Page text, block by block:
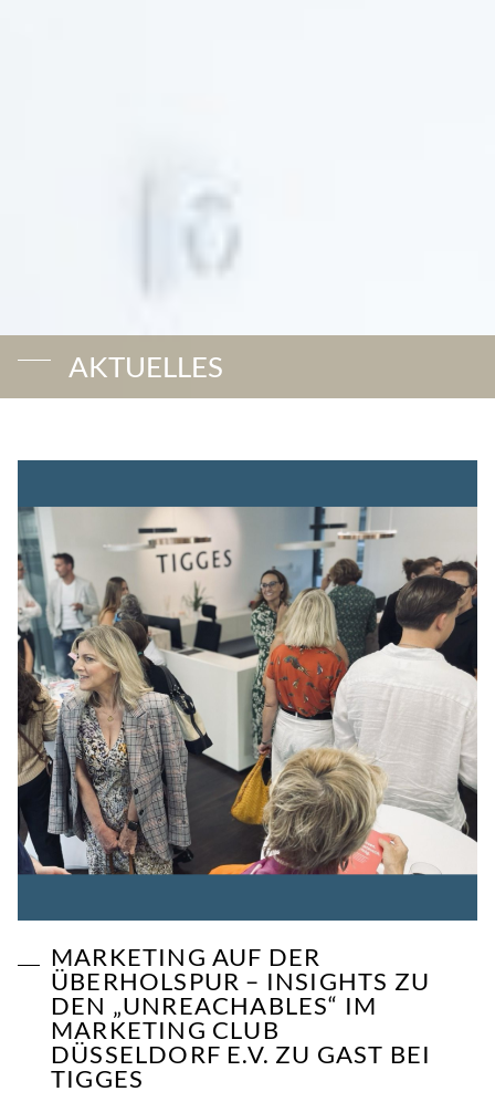
AKTUELLES
MARKETING AUF DER
ÜBERHOLSPUR – INSIGHTS ZU
DEN „UNREACHABLES“ IM
MARKETING CLUB
DÜSSELDORF E.V. ZU GAST BEI
TIGGES